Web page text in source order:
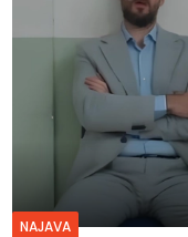
NAJAVA